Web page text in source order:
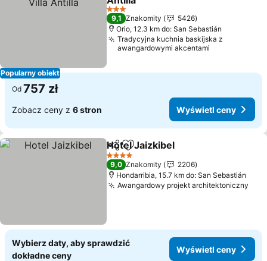
Popularny obiekt
Wyświetl ceny
3 Kategoria
9,1 Znakomity
5426
Orio, 12.3 km do: San Sebastián
Tradycyjna kuchnia baskijska z
awangardowymi akcentami
Od 757 zł
Zobacz ceny z 6 stron Wyświetl ceny
Udostępnij
Dodaj do ulubionych
Hotel Jaizkibel
4 Kategoria
9,0 Znakomity
2206
Hondarribia, 15.7 km do: San Sebastián
Awangardowy projekt architektoniczny
Wybierz daty, aby sprawdzić
dokładne ceny
Wyświetl ceny